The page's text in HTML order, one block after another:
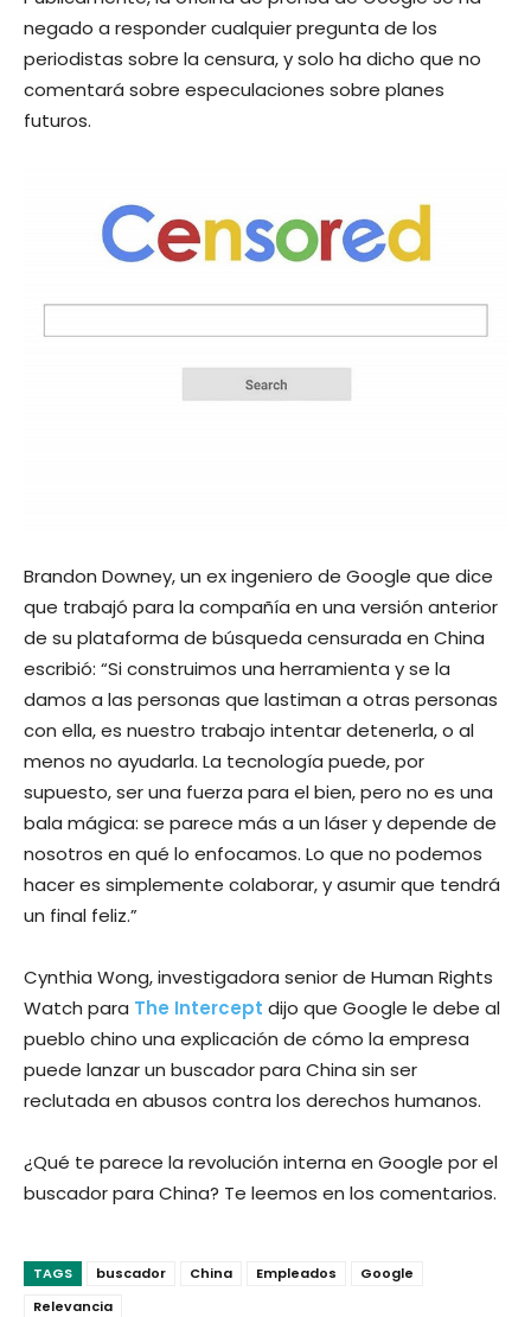
negado a responder cualquier pregunta de los
periodistas sobre la censura, y solo ha dicho que no
comentará sobre especulaciones sobre planes
futuros.
Brandon Downey, un ex ingeniero de Google que dice
que trabajó para la compañía en una versión anterior
de su plataforma de búsqueda censurada en China
escribió: “Si construimos una herramienta y se la
damos a las personas que lastiman a otras personas
con ella, es nuestro trabajo intentar detenerla, o al
menos no ayudarla. La tecnología puede, por
supuesto, ser una fuerza para el bien, pero no es una
bala mágica: se parece más a un láser y depende de
nosotros en qué lo enfocamos. Lo que no podemos
hacer es simplemente colaborar, y asumir que tendrá
un final feliz.”
Cynthia Wong, investigadora senior de Human Rights
Watch para The Intercept dijo que Google le debe al
pueblo chino una explicación de cómo la empresa
puede lanzar un buscador para China sin ser
reclutada en abusos contra los derechos humanos.
¿Qué te parece la revolución interna en Google por el
buscador para China? Te leemos en los comentarios.
TAGS buscador China Empleados
Google
Relevancia